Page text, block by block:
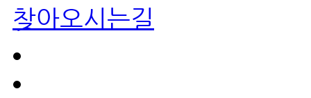
찾아오시는길